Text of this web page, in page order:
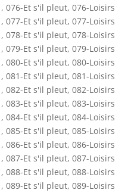
, 076-Et s'il pleut, 076-Loisirs
, 077-Et s'il pleut, 077-Loisirs
, 078-Et s'il pleut, 078-Loisirs
, 079-Et s'il pleut, 079-Loisirs
, 080-Et s'il pleut, 080-Loisirs
, 081-Et s'il pleut, 081-Loisirs
, 082-Et s'il pleut, 082-Loisirs
, 083-Et s'il pleut, 083-Loisirs
, 084-Et s'il pleut, 084-Loisirs
, 085-Et s'il pleut, 085-Loisirs
, 086-Et s'il pleut, 086-Loisirs
, 087-Et s'il pleut, 087-Loisirs
, 088-Et s'il pleut, 088-Loisirs
, 089-Et s'il pleut, 089-Loisirs